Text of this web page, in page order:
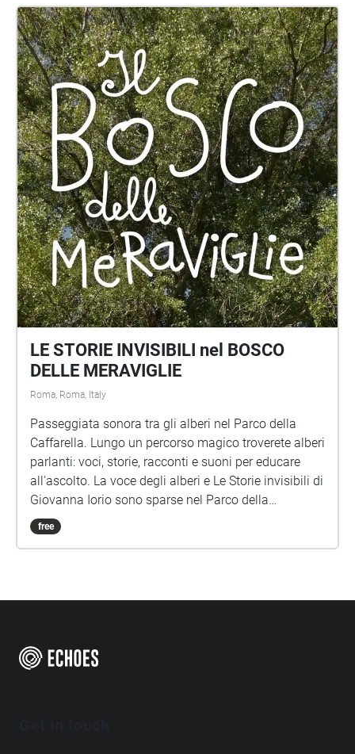
LE STORIE INVISIBILI nel BOSCO
DELLE MERAVIGLIE
Roma, Roma, Italy
Passeggiata sonora tra gli alberi nel Parco della
Caffarella. Lungo un percorso magico troverete alberi
parlanti: voci, storie, racconti e suoni per educare
all'ascolto. La voce degli alberi e Le Storie invisibili di
Giovanna Iorio sono sparse nel Parco della
Caffarella, una passeggiata sonora per bambini di
ogni età. Per festeggiare il centenario della nascita
Foto, individuazione dei punti di ascolto, testi
esplicativi di Francesca Lepori (e dal sito del Bosco
free